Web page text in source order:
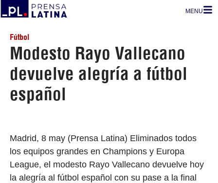
MENU
Fútbol
Modesto Rayo Vallecano
devuelve alegría a fútbol
español
Madrid, 8 may (Prensa Latina) Eliminados todos
los equipos grandes en Champions y Europa
League, el modesto Rayo Vallecano devuelve hoy
la alegría al fútbol español con su pase a la final